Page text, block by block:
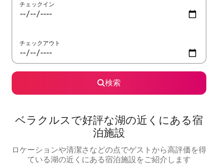
チェックイン
チェックアウト
検索
ベラクルスで好評な湖の近くにある宿
泊施設
ロケーションや清潔さなどの点でゲストから高評価を得
ている湖の近くにある宿泊施設をご紹介します